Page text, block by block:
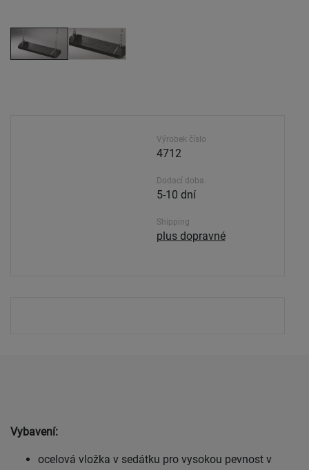
Výrobek číslo
4712
Dodací doba.
5-10 dní
Shipping
plus dopravné
Vybavení:
ocelová vložka v sedátku pro vysokou pevnost v